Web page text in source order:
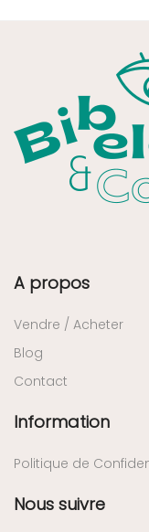
A propos
Vendre / Acheter
Blog
Contact
Information
Politique de
Nous suivre